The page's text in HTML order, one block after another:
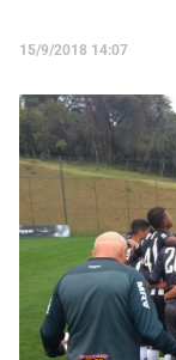
15/9/2018 14:07